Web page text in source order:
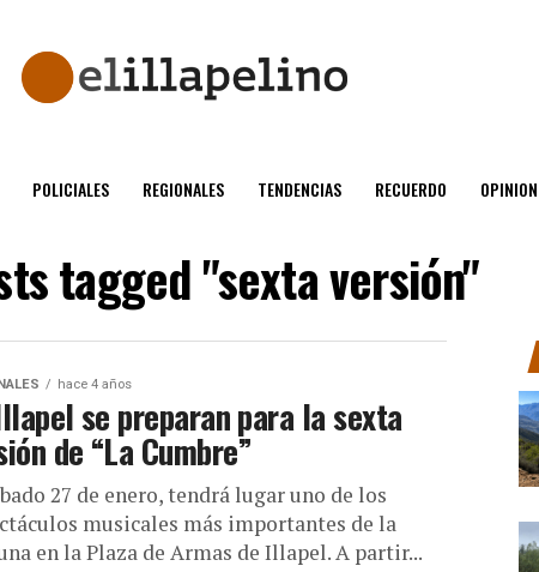
POLICIALES REGIONALES TENDENCIAS RECUERDO OPINION
tagged "sexta versión"
hace 4 años
se preparan para la sexta
de “La Cumbre”
27 de enero, tendrá lugar uno de los
musicales más importantes de la
en la Plaza de Armas de Illapel. A partir...